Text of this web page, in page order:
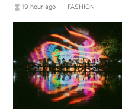
hourglass_full19 hour ago FASHION